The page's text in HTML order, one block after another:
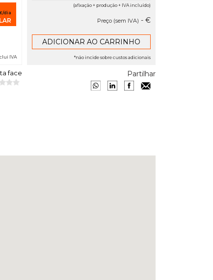
dia
IVA
(afixação + produção + IVA incluído)
Preço (sem IVA) - €
*não incide sobre custos adicionais
face Partilhar